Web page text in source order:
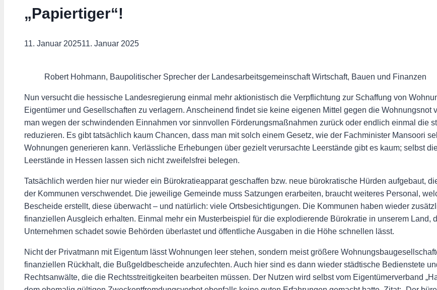
„Papiertiger“!
11. Januar 202511. Januar 2025
Robert Hohmann, Baupolitischer Sprecher der Landesarbeitsgemeinschaft Wirtschaft, Bauen und Finanzen
Nun versucht die hessische Landesregierung einmal mehr aktionistisch die Verpflichtung zur Schaffung von
Eigentümer und Gesellschaften zu verlagern. Anscheinend findet sie keine eigenen Mittel gegen die Wohnungsnot
man wegen der schwindenden Einnahmen vor sinnvollen Förderungsmaßnahmen zurück oder endlich einmal die
reduzieren. Es gibt tatsächlich kaum Chancen, dass man mit solch einem Gesetz, wie der Fachminister Mansoori
Wohnungen generieren kann. Verlässliche Erhebungen über gezielt verursachte Leerstände gibt es kaum; selbst
Leerstände in Hessen lassen sich nicht zweifelsfrei belegen.
Tatsächlich werden hier nur wieder ein Bürokratieapparat geschaffen bzw. neue bürokratische Hürden aufgebaut,
der Kommunen verschwendet. Die jeweilige Gemeinde muss Satzungen erarbeiten, braucht weiteres Personal,
Bescheide erstellt, diese überwacht – und natürlich: viele Ortsbesichtigungen. Die Kommunen haben wieder
finanziellen Ausgleich erhalten. Einmal mehr ein Musterbeispiel für die explodierende Bürokratie in unserem Land,
Unternehmen schadet sowie Behörden überlastet und öffentliche Ausgaben in die Höhe schnellen lässt.
Nicht der Privatmann mit Eigentum lässt Wohnungen leer stehen, sondern meist größere
finanziellen Rückhalt, die Bußgeldbescheide anzufechten. Auch hier sind es dann wieder städtische Bedienstete
Rechtsanwälte, die die Rechtsstreitigkeiten bearbeiten müssen. Der Nutzen wird selbst vom Eigentümerverband